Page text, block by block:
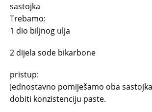
sastojka
Trebamo:
1 dio biljnog ulja
2 dijela sode bikarbone
pristup:
Jednostavno pomiješamo oba
dobiti konzistenciju paste.